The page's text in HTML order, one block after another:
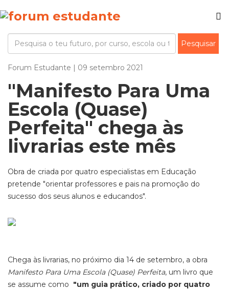
Forum Estudante | 09 setembro 2021
"Manifesto Para Uma
Escola (Quase)
Perfeita" chega às
livrarias este mês
Obra de criada por quatro especialistas em Educação
pretende "orientar professores e pais na promoção do
sucesso dos seus alunos e educandos".
Chega às livrarias, no próximo dia 14 de setembro, a obra
Manifesto Para Uma Escola (Quase) Perfeita, um livro que
se assume como "um guia prático, criado por quatro